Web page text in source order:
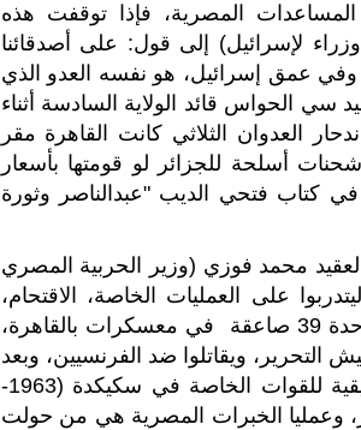
المصرية، فإذا توقفت هذه
لإسرائيل) إلى قول: على أصدقائنا
وفي عمق إسرائيل، هو نفسه العدو الذي
وأثناء العدوان الثلاثي على مصر عام 1956 قال العقيد سي الحواس قائد الولاية السادسة أثناء
العدوان الثلاثي كانت القاهرة مقر
المؤقتة التي تأسست في 19 سبتمبر 1958 وبدأت شحنات أسلحة للجزائر لو قومتها بأسعار
كتاب فتحي الديب "عبدالناصر وثورة
محمد فوزي (وزير الحربية المصري
ليتدربوا على العمليات الخاصة، الاقتحام،
التسلل، والقتال في المناطق الجبلية تحت إشراف خبراء مصريين من وحدة 39 صاعقة في معسكرات بالقاهرة،
التحرير، ويقاتلوا ضد الفرنسيين، وبعد
الاستقلال ، أوفدت مصر الضابط رجائي عطية ليؤسس المدرسة التطبيقية للقوات الخاصة في سكيكدة (1963-
الأولى للصاعقة ثم أضاف كتيبة ثانية خلال 3 شهور، وعمليا الخبرات المصرية هي من حولت